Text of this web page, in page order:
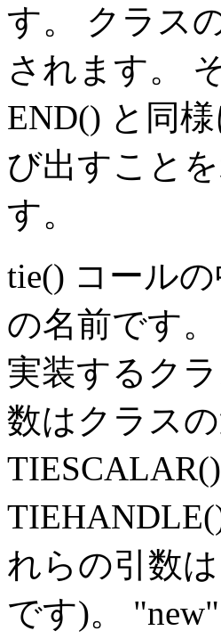
す。 クラス
されます。
END() と同
び出すこと
す。
tie() コールの
の名前です。
実装するク
数はクラス
れらの引数
です)。